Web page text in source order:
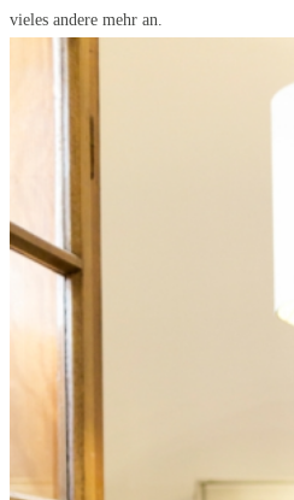
vieles andere mehr an.